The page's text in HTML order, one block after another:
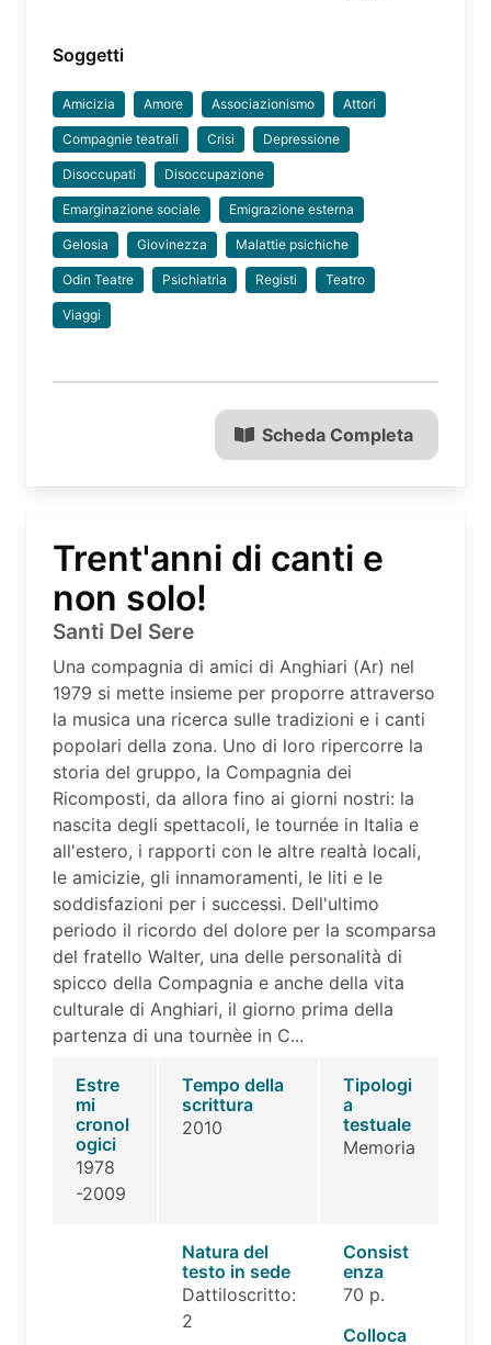
Soggetti
Amicizia Amore Associazionismo Attori
Compagnie teatrali Crisi Depressione
Disoccupati Disoccupazione
Emarginazione sociale Emigrazione esterna
Gelosia Giovinezza Malattie psichiche
Odin Teatre Psichiatria Registi Teatro
Viaggi
Scheda Completa
Trent'anni di canti e
non solo!
Santi Del Sere
Una compagnia di amici di Anghiari (Ar) nel
1979 si mette insieme per proporre attraverso
la musica una ricerca sulle tradizioni e i canti
popolari della zona. Uno di loro ripercorre la
storia del gruppo, la Compagnia dei
Ricomposti, da allora fino ai giorni nostri: la
nascita degli spettacoli, le tournée in Italia e
all'estero, i rapporti con le altre realtà locali,
le amicizie, gli innamoramenti, le liti e le
soddisfazioni per i successi. Dell'ultimo
periodo il ricordo del dolore per la scomparsa
del fratello Walter, una delle personalità di
spicco della Compagnia e anche della vita
culturale di Anghiari, il giorno prima della
partenza di una tournèe in C...
Estre
mi
cronol
ogici
1978
-2009
Tempo della
scrittura
2010
Tipologi
a
testuale
Memoria
Natura del
testo in sede
Dattiloscritto:
2
Consist
enza
70 p.
Colloca